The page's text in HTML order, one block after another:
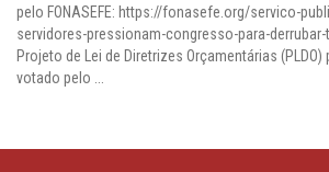
pelo FONASEFE: https://fonasefe.org/servico-
servidores-pressionam-congresso-para-
Projeto de Lei de Diretrizes Orçamentárias (PLDO)
votado pelo ...